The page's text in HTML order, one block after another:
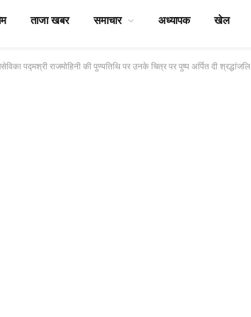
ताजा खबर समाचार अध्यापक खेल
पद्मश्री राजमोहिनी की पुण्यतिथि पर उनके चित्र पर पुष्प अर्पित दी श्रद्धांजलि